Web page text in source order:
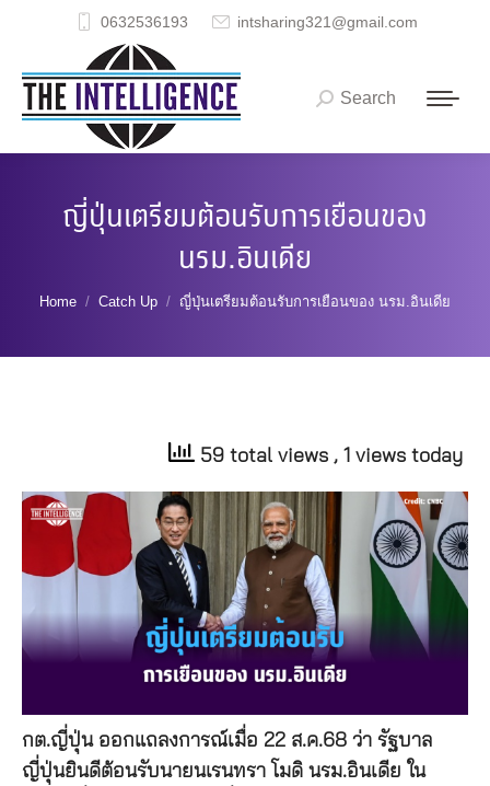
0632536193 intsharing321@gmail.com
Search:
Search
ญี่ปุ่นเตรียมต้อนรับการเยือนของ
นรม.อินเดีย
You are here:
Home Catch Up ญี่ปุ่นเตรียมต้อนรับการเยือนของ นรม.อินเดีย
59 total views , 1 views today
กต.ญี่ปุ่น ออกแถลงการณ์เมื่อ 22 ส.ค.68 ว่า รัฐบาล
ญี่ปุ่นยินดีต้อนรับนายนเรนทรา โมดิ นรม.อินเดีย ใน